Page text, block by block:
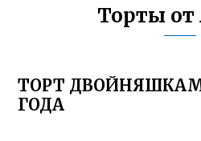
Торты от
ТОРТ
ГОДА